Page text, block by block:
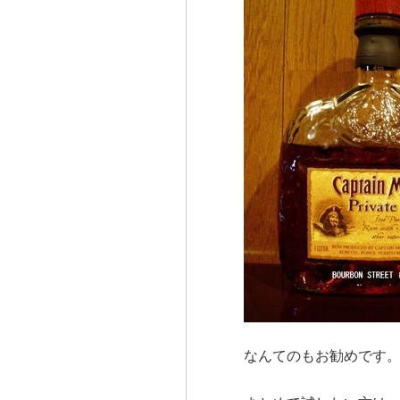
なんてのもお勧めです。